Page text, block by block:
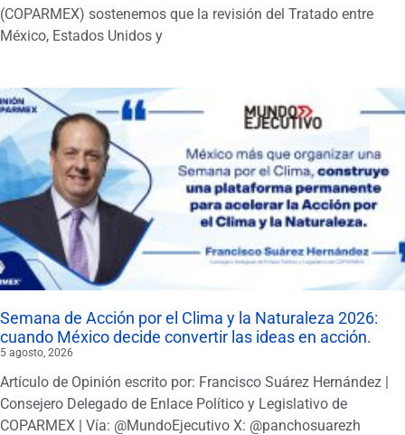
(COPARMEX) sostenemos que la revisión del Tratado entre
México, Estados Unidos y
Semana de Acción por el Clima y la Naturaleza 2026:
cuando México decide convertir las ideas en acción.
5 agosto, 2026
Artículo de Opinión escrito por: Francisco Suárez Hernández |
Consejero Delegado de Enlace Político y Legislativo de
COPARMEX | Vía: @MundoEjecutivo X: @panchosuarezh